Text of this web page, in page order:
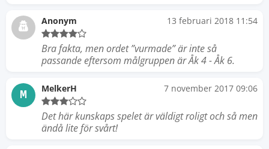
Anonym 13 februari 2018 11:54
Bra fakta, men ordet ”vurmade” är inte så
passande eftersom målgruppen är Åk 4 - Åk 6.
M MelkerH 7 november 2017 09:06
Det här kunskaps spelet är väldigt roligt och så men
ändå lite för svårt!